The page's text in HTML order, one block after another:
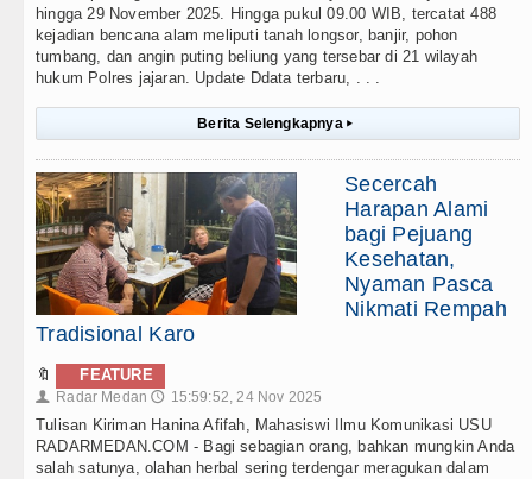
hingga 29 November 2025. Hingga pukul 09.00 WIB, tercatat 488
kejadian bencana alam meliputi tanah longsor, banjir, pohon
tumbang, dan angin puting beliung yang tersebar di 21 wilayah
hukum Polres jajaran. Update Ddata terbaru, . . .
Berita Selengkapnya ▸
Secercah
Harapan Alami
bagi Pejuang
Kesehatan,
Nyaman Pasca
Nikmati Rempah
Tradisional Karo
🔖 FEATURE
👤 Radar Medan 🕔 15:59:52, 24 Nov 2025
Tulisan Kiriman Hanina Afifah, Mahasiswi Ilmu Komunikasi USU
RADARMEDAN.COM - Bagi sebagian orang, bahkan mungkin Anda
salah satunya, olahan herbal sering terdengar meragukan dalam